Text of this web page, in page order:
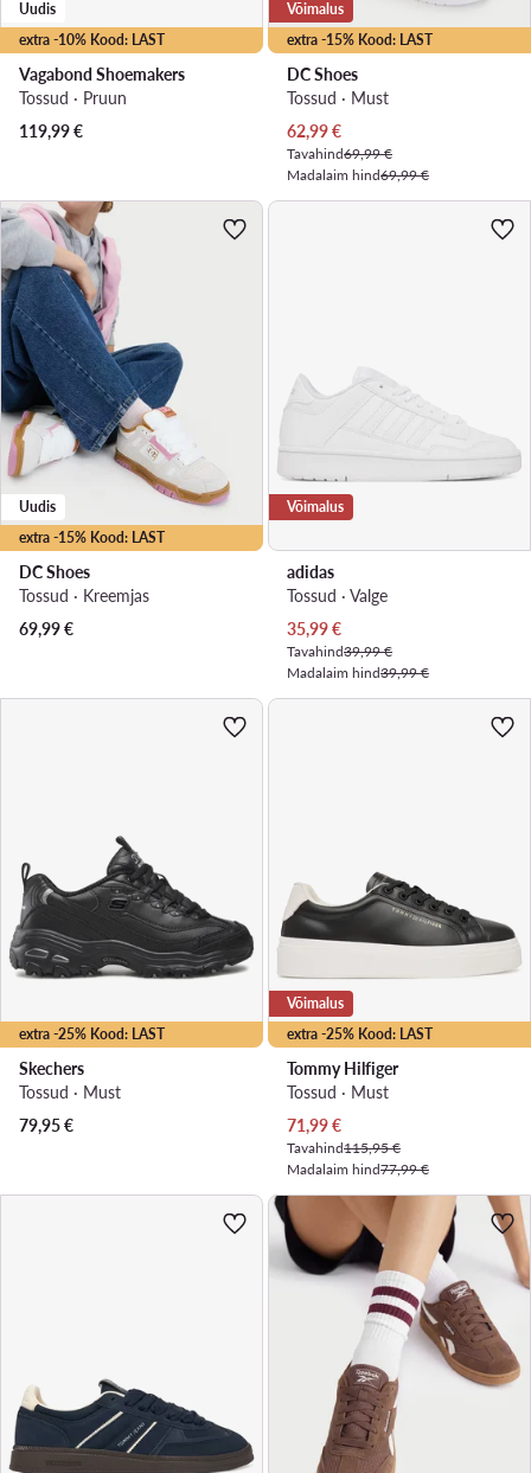
extra -10% Kood: LAST
Uudis
Vagabond Shoemakers
Tossud · Pruun
119,99€
extra -15% Kood: LAST
Võimalus
DC Shoes
Tossud · Must
Praegune hind
62,99€
Tavahind69,99 €
Madalaim hind69,99 €
extra -15% Kood: LAST
Uudis
DC Shoes
Tossud · Kreemjas
69,99€
Võimalus
adidas
Tossud · Valge
Praegune hind
35,99€
Tavahind39,99 €
Madalaim hind39,99 €
extra -25% Kood: LAST
Skechers
Tossud · Must
79,95€
extra -25% Kood: LAST
Võimalus
Tommy Hilfiger
Tossud · Must
Praegune hind
71,99€
Tavahind115,95 €
Madalaim hind77,99 €